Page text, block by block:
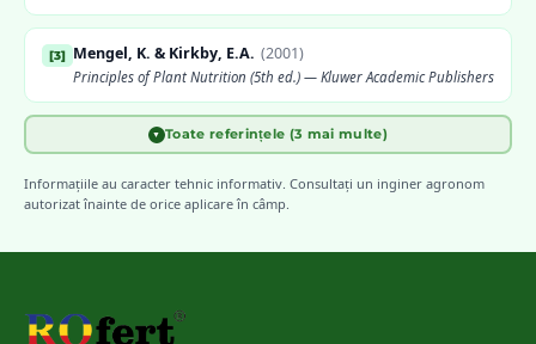
[3] Mengel, K. & Kirkby, E.A. (2001)
Principles of Plant Nutrition (5th ed.) — Kluwer Academic Publishers
2006)
Management
[5] INCDA Fundulea
▼ Toate referințele (3 mai multe)
Informațiile au caracter tehnic informativ. Consultați un inginer agronom
autorizat înainte de orice aplicare în câmp.